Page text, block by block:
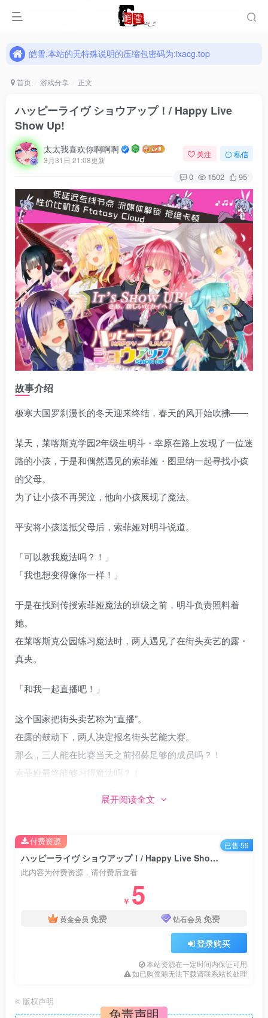
皑雪,本站的无特殊说明的压缩包密码为:ixacg.top
首页 游戏分享 正文
ハッピーライヴ ショウアップ！/ Happy Live
Show Up!
太太我喜欢你啊啊啊
3月31日 21:08更新
关注 私信
0 1502 95
故事介绍
极寒大国罗刹漫长的冬天迎来终结，春天的风开始吹拂——
某天，莱喀斯克学园2年级生明斗・幸原在路上发现了一位迷
路的小孩，于是和偶然遇见的索菲娅・图里纳一起寻找小孩
的父母。
为了让小孩不再哭泣，他向小孩展现了魔法。
平安将小孩送抵父母后，索菲娅对明斗说道。
「可以教我魔法吗？！」
「我也想变得像你一样！」
于是在找到传授索菲娅魔法的班级之前，明斗负责照料着
她。
在莱喀斯克公园练习魔法时，两人遇见了在街头卖艺的露・
真央。
「和我一起直播吧！」
这个国家把街头卖艺称为“直播”。
在露的鼓动下，两人决定报名街头艺能大赛。
那么，三人能在比赛当天之前招募足够的成员吗？！
索菲娅最终能够习得魔法吗？！
「幸福直播 扬帆起航！」
这是与伙伴们一同创造太阳的故事——
部分名词注解：
[1] 罗刹：中国元明清时期对俄罗斯的称呼。
[2] 雅本：江户时代荷兰及葡萄牙对日本的称呼。
[3] 契丹：俄罗斯对中国的称呼。
[4] 莱喀斯克：Rye cask，黑麦桶（啤酒）。
1.确保游戏为全英文路径
展开阅读全文
ハッピーライヴ ショウアップ！/ Happy Live Show Up!
此内容为付费资源，请付费后查看
￥ 5
黄金会员 免费 钻石会员 免费
登录购买
本站资源在一定时间内保证可用
如已购资源无法下载请联系站长处理
付费资源 已售 59
© 版权声明
免责声明